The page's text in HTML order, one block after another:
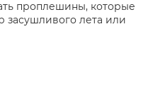
проплешины, которые
засушливого лета или